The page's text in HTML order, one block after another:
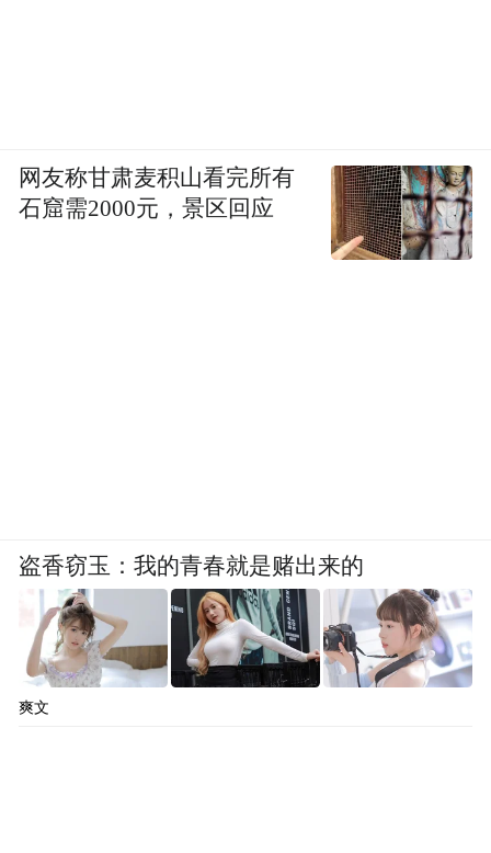
网友称甘肃麦积山看完所有
石窟需2000元，景区回应
盗香窃玉：我的青春就是赌出来的
爽文